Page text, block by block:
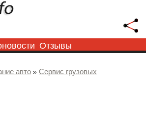
Отзывы
авто » Сервис грузовых